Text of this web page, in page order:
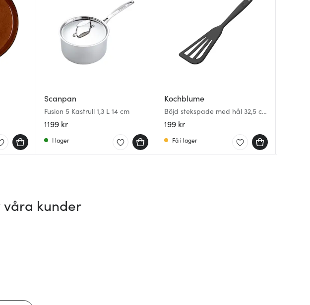
Scanpan
Fusion 5 Kastrull 1,3 L 14 cm
1199 kr
I lager
Kochblume
Böjd stekspade med hål 32,5 cm
antracitgrå
199 kr
Få i lager
våra kunder